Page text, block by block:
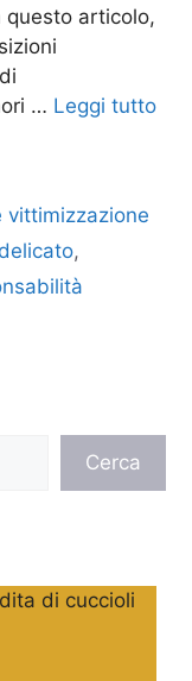
articolo,
… Leggi tutto
vittimizzazione
,
Cerca
di cuccioli